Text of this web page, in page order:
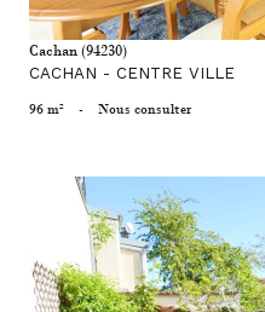
Cachan (94230)
CACHAN - CENTRE VILLE
96 m² - Nous consulter